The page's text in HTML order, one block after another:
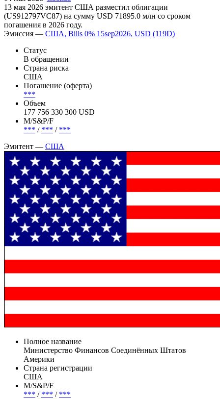
13 мая 2026 эмитент США разместил облигации
(US912797VC87) на сумму USD 71895.0 млн со сроком
погашения в 2026 году.
Эмиссия — США, Bills 0% 15sep2026, USD (119D)
Статус
В обращении
Страна риска
США
Погашение (оферта)
***
Объем
177 756 330 300 USD
М/S&P/F
*** / *** / ***
Эмитент — США
Полное название
Министерство Финансов Соединённых Штатов
Америки
Страна регистрации
США
М/S&P/F
*** / *** / ***